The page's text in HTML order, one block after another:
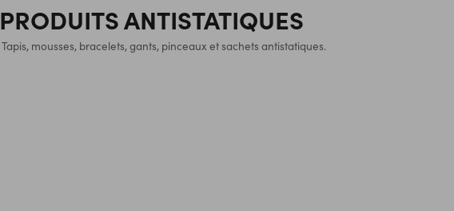
PRODUITS ANTISTATIQUES
Tapis, mousses, bracelets, gants, pinceaux et sachets antistatiques.